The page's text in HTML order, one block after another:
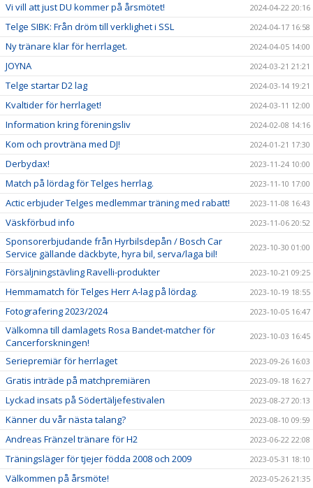
Vi vill att just DU kommer på årsmötet! 2024-04-22 20:16
Telge SIBK: Från dröm till verklighet i SSL 2024-04-17 16:58
Ny tränare klar för herrlaget. 2024-04-05 14:00
JOYNA 2024-03-21 21:21
Telge startar D2 lag 2024-03-14 19:21
Kvaltider för herrlaget! 2024-03-11 12:00
Information kring föreningsliv 2024-02-08 14:16
Kom och provträna med DJ! 2024-01-21 17:30
Derbydax! 2023-11-24 10:00
Match på lördag för Telges herrlag. 2023-11-10 17:00
Actic erbjuder Telges medlemmar träning med rabatt! 2023-11-08 16:43
Väskförbud info 2023-11-06 20:52
Sponsorerbjudande från Hyrbilsdepån / Bosch Car
Service gällande däckbyte, hyra bil, serva/laga bil!
2023-10-30 01:00
Försäljningstävling Ravelli-produkter 2023-10-21 09:25
Hemmamatch för Telges Herr A-lag på lördag. 2023-10-19 18:55
Fotografering 2023/2024 2023-10-05 16:47
Välkomna till damlagets Rosa Bandet-matcher för
Cancerforskningen!
2023-10-03 16:45
Seriepremiär för herrlaget 2023-09-26 16:03
Gratis inträde på matchpremiären 2023-09-18 16:27
Lyckad insats på Södertäljefestivalen 2023-08-27 20:13
Känner du vår nästa talang? 2023-08-10 09:59
Andreas Fränzel tränare för H2 2023-06-22 22:08
Träningsläger för tjejer födda 2008 och 2009 2023-05-31 18:10
Välkommen på årsmöte! 2023-05-26 21:35